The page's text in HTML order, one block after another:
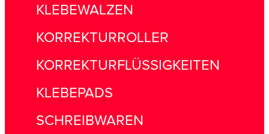
KLEBEWALZEN
KORREKTURROLLER
KORREKTURFLÜSSIGKEITEN
KLEBEPADS
SCHREIBWAREN